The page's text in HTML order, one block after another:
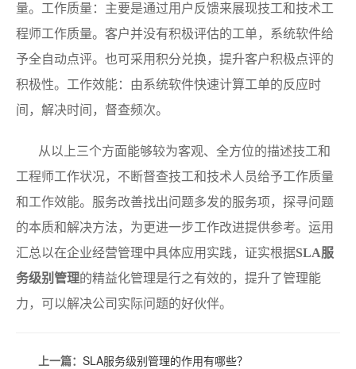
量。工作质量：主要是通过用户反馈来展现技工和技术工
程师工作质量。客户并没有积极评估的工单，系统软件给
予全自动点评。也可采用积分兑换，提升客户积极点评的
积极性。工作效能：由系统软件快速计算工单的反应时
间，解决时间，督查频次。
从以上三个方面能够较为客观、全方位的描述技工和
工程师工作状况，不断督查技工和技术人员给予工作质量
和工作效能。服务改善找出问题多发的服务项，探寻问题
的本质和解决方法，为更进一步工作改进提供参考。运用
汇总以在企业经营管理中具体应用实践，证实根据SLA服
务级别管理的精益化管理是行之有效的，提升了管理能
力，可以解决公司实际问题的好伙伴。
上一篇： SLA服务级别管理的作用有哪些？